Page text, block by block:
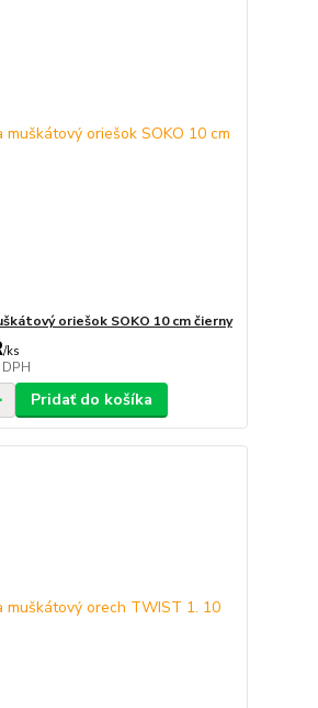
oriešok SOKO 10 cm čierny
/ks
Pridať do košíka